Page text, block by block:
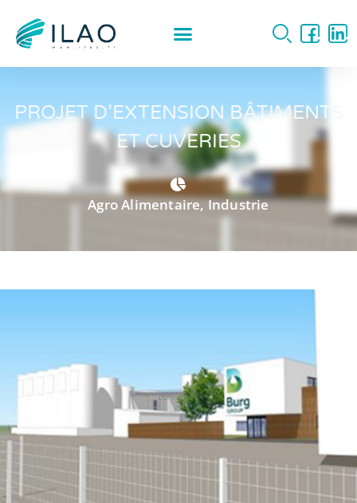
PROJET D’EXTENSION BÂTIMENTS
ET CUVERIES
Agro Alimentaire,Industrie